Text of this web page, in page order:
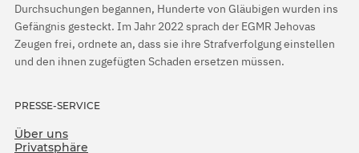
Durchsuchungen begannen, Hunderte von Gläubigen wurden ins
Gefängnis gesteckt. Im Jahr 2022 sprach der EGMR Jehovas
Zeugen frei, ordnete an, dass sie ihre Strafverfolgung einstellen
und den ihnen zugefügten Schaden ersetzen müssen.
PRESSE-SERVICE
Über uns
Privatsphäre